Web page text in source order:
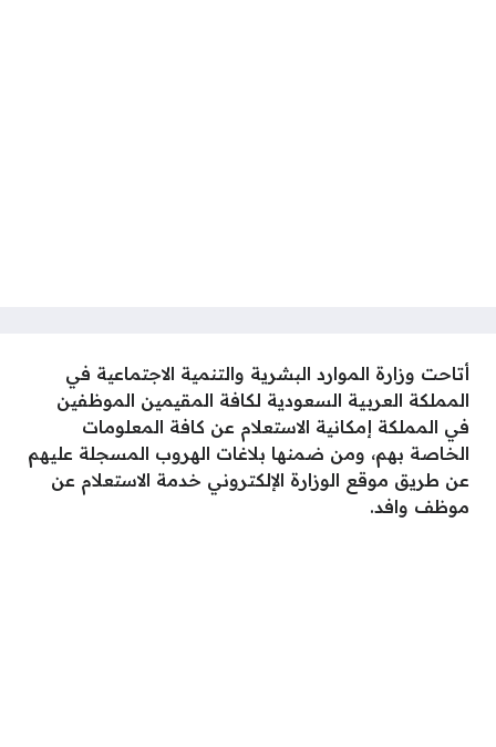
أتاحت وزارة الموارد البشرية والتنمية الاجتماعية في
المملكة العربية السعودية لكافة المقيمين الموظفين
في المملكة إمكانية الاستعلام عن كافة المعلومات
الخاصة بهم، ومن ضمنها بلاغات الهروب المسجلة عليهم
عن طريق موقع الوزارة الإلكتروني خدمة الاستعلام عن
موظف وافد.